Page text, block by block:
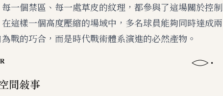
一個禁區、每一處草皮的紋理，都參與了這場關於控制
這樣一個高度壓縮的場域中，多名球員能夠同時達成兩
戰的巧合，而是時代戰術體系演進的必然產物。